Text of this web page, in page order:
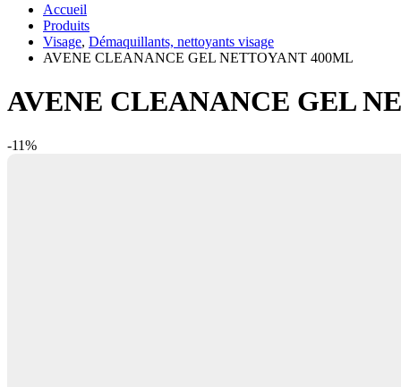
Accueil
Produits
Visage, Démaquillants, nettoyants visage
AVENE CLEANANCE GEL NETTOYANT 400ML
AVENE CLEANANCE GEL
-11%